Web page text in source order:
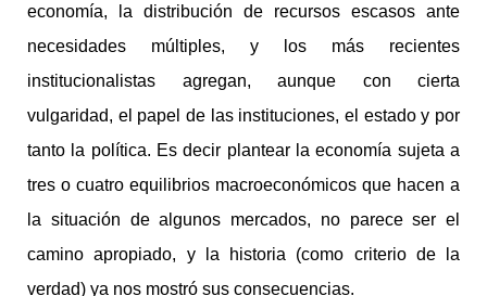
economía, la distribución de recursos escasos ante
necesidades múltiples, y los más recientes
institucionalistas agregan, aunque con cierta
vulgaridad, el papel de las instituciones, el estado y por
tanto la política. Es decir plantear la economía sujeta a
tres o cuatro equilibrios macroeconómicos que hacen a
la situación de algunos mercados, no parece ser el
camino apropiado, y la historia (como criterio de la
verdad) ya nos mostró sus consecuencias.